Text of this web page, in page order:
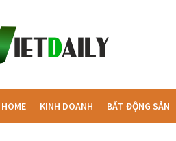
HOME KINH DOANH BẤT ĐỘNG SẢN